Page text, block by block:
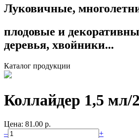
Луковичные,
плодовые и
деревья, хвойники...
Каталог продукции
Коллайдер 1,5 мл/
Цена: 81.00 p.
–
+